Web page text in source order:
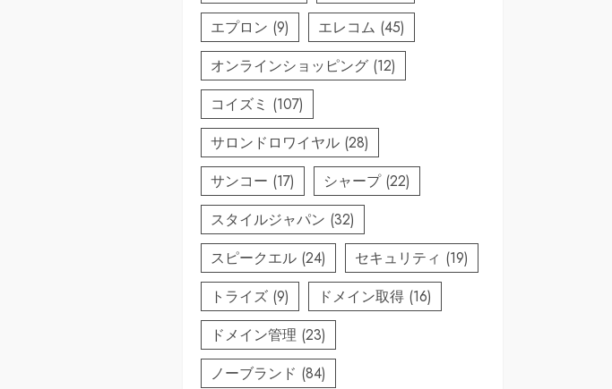
エプロン (9) エレコム (45)
オンラインショッピング (12)
コイズミ (107)
サロンドロワイヤル (28)
サンコー (17) シャープ(22)
スタイルジャパン (32)
スピークエル (24) セキュリティ (19)
トライズ (9) ドメイン取得 (16)
ドメイン管理 (23)
ノーブランド (84)